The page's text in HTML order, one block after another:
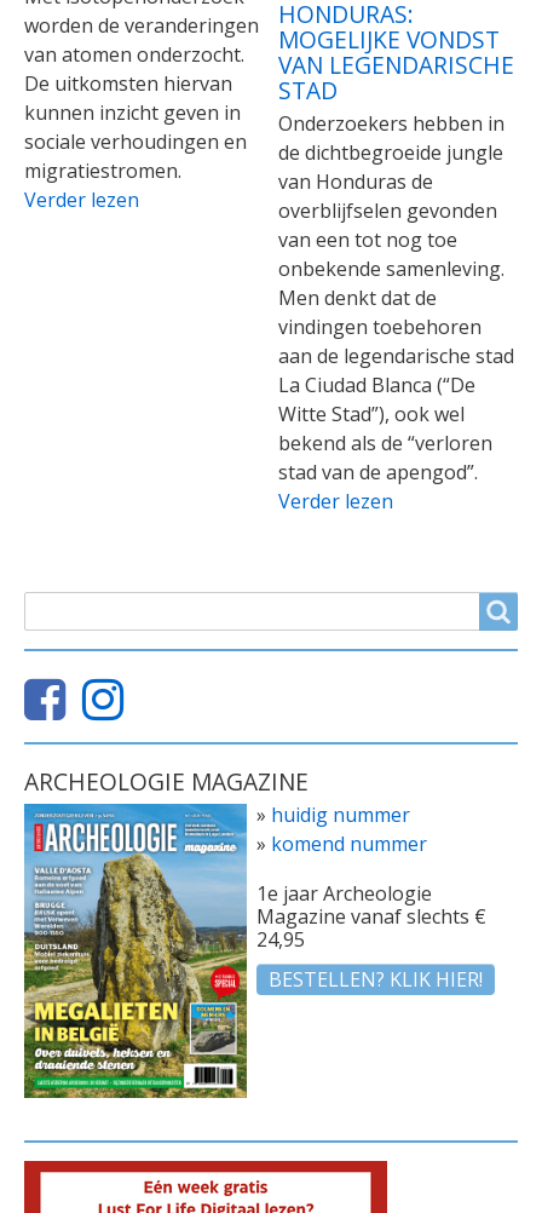
worden de veranderingen
van atomen onderzocht.
De uitkomsten hiervan
kunnen inzicht geven in
sociale verhoudingen en
migratiestromen.
Verder lezen
HONDURAS:
MOGELIJKE VONDST
VAN LEGENDARISCHE
STAD
Onderzoekers hebben in
de dichtbegroeide jungle
van Honduras de
overblijfselen gevonden
van een tot nog toe
onbekende samenleving.
Men denkt dat de
vindingen toebehoren
aan de legendarische stad
La Ciudad Blanca (“De
Witte Stad”), ook wel
bekend als de “verloren
stad van de apengod”.
Verder lezen
ZOEKVELD
ARCHEOLOGIE MAGAZINE
» huidig nummer
» komend nummer
1e jaar Archeologie
Magazine vanaf slechts €
24,95
BESTELLEN? KLIK HIER!